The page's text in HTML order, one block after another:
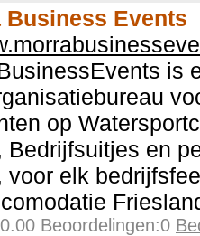
Business Events
is
op
Bedrijfsuitjes en
voor elk
Beoordelingen:0